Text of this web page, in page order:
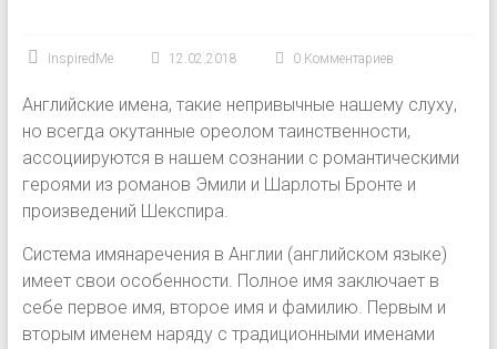
InspiredMe 12.02.2018 0 Комментариев
Английские имена, такие непривычные нашему слуху,
но всегда окутанные ореолом таинственности,
ассоциируются в нашем сознании с романтическими
героями из романов Эмили и Шарлоты Бронте и
произведений Шекспира.
Система имянаречения в Англии (английском языке)
имеет свои особенности. Полное имя заключает в
себе первое имя, второе имя и фамилию. Первым и
вторым именем наряду с традиционными именами